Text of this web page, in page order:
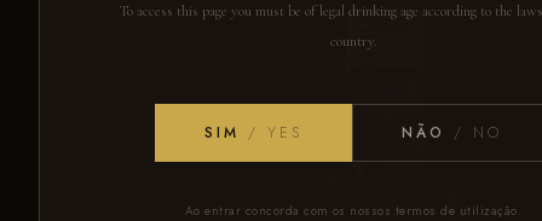
To access this page you must be of legal drinking age according to the
country.
SIM / YES NÃO / NO
Ao entrar concorda com os nossos termos de utilização.